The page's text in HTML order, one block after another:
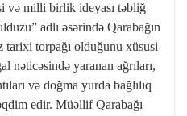
və milli birlik ideyası təbliğ
adlı əsərində Qarabağın
tarixi torpağı olduğunu xüsusi
nəticəsində yaranan ağrıları,
və doğma yurda bağlılıq
edir. Müəllif Qarabağı